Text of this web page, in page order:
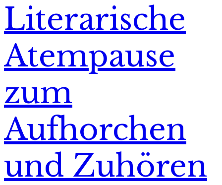
Literarische
Atempause
zum
Aufhorchen
und Zuhören